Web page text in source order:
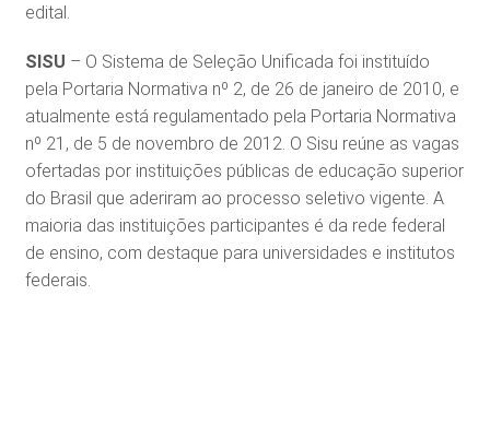
edital.
SISU – O Sistema de Seleção Unificada foi instituído
pela Portaria Normativa nº 2, de 26 de janeiro de 2010, e
atualmente está regulamentado pela Portaria Normativa
nº 21, de 5 de novembro de 2012. O Sisu reúne as vagas
ofertadas por instituições públicas de educação superior
do Brasil que aderiram ao processo seletivo vigente. A
maioria das instituições participantes é da rede federal
de ensino, com destaque para universidades e institutos
federais.